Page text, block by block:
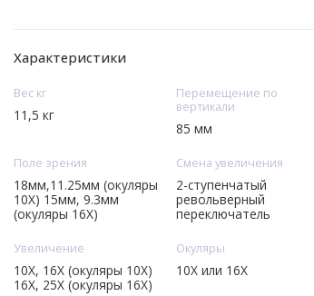
Характеристики
Вес кг
11,5 кг
Перемещение по
вертикали
85 мм
Поле зрения
18мм,11.25мм (окуляры
10X) 15мм, 9.3мм
(окуляры 16X)
Смена увеличения
2-ступенчатый
револьверный
переключатель
Увеличение
10X, 16X (окуляры 10X)
16X, 25X (окуляры 16X)
Окуляры
10X или 16Х